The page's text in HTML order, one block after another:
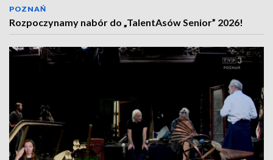
POZNAŃ
Rozpoczynamy nabór do „TalentAsów Senior” 2026!